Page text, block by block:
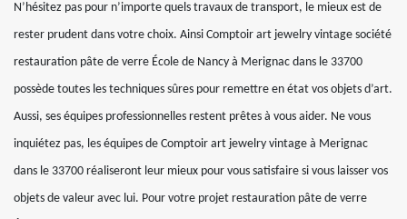
N’hésitez pas pour n’importe quels travaux de transport, le mieux est de
rester prudent dans votre choix. Ainsi Comptoir art jewelry vintage société
restauration pâte de verre École de Nancy à Merignac dans le 33700
possède toutes les techniques sûres pour remettre en état vos objets d’art.
Aussi, ses équipes professionnelles restent prêtes à vous aider. Ne vous
inquiétez pas, les équipes de Comptoir art jewelry vintage à Merignac
dans le 33700 réaliseront leur mieux pour vous satisfaire si vous laisser vos
objets de valeur avec lui. Pour votre projet restauration pâte de verre